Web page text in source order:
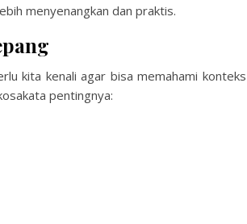
menyenangkan dan praktis.
kita kenali agar bisa memahami konteks
pentingnya: